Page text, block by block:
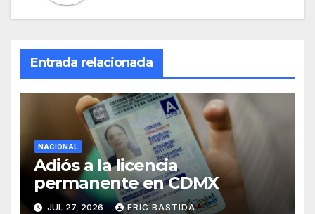
Entrada relacionada
NACIONAL
Adiós a la licencia
permanente en CDMX
JUL 27, 2026 ERIC BASTIDA